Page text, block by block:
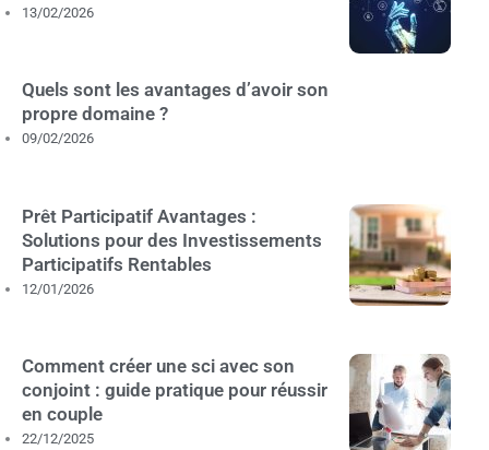
13/02/2026
Quels sont les avantages d’avoir son
propre domaine ?
09/02/2026
Prêt Participatif Avantages :
Solutions pour des Investissements
Participatifs Rentables
12/01/2026
Comment créer une sci avec son
conjoint : guide pratique pour réussir
en couple
22/12/2025